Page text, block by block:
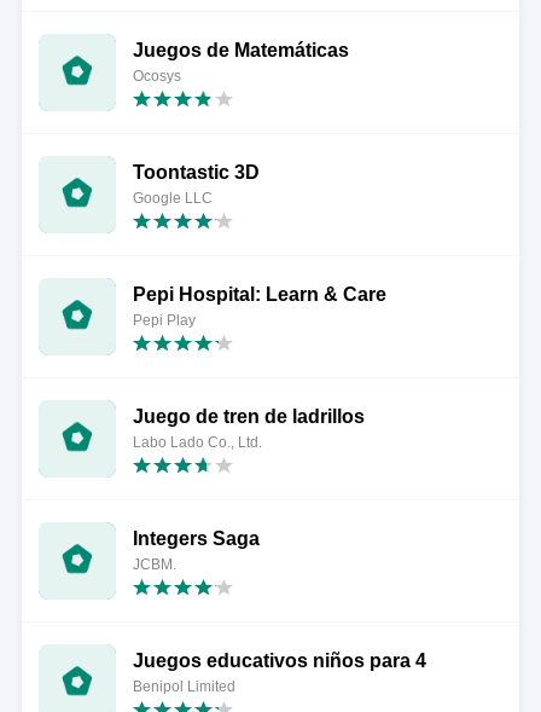
Juegos de Matemáticas
Ocosys
Toontastic 3D
Google LLC
Pepi Hospital: Learn & Care
Pepi Play
Juego de tren de ladrillos
Labo Lado Co., Ltd.
Integers Saga
JCBM.
Juegos educativos niños para 4
Benipol Limited